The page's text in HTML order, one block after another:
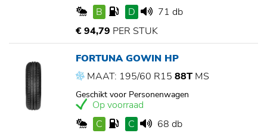
B
D
71 db
€ 94,79 PER STUK
FORTUNA GOWIN HP
MAAT: 195/60 R15 88T MS
Geschikt voor Personenwagen
Op voorraad
C
C
68 db